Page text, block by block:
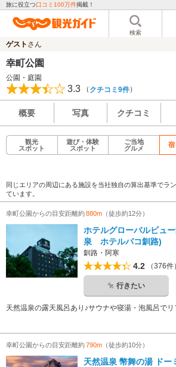
旅に役立つ口コミ100万件掲載！
検索
ゲスト さん
幸町公園
公園・庭園
3.3 （ クチコミ9件）
概要 写真 クチコミ
観光
スポット
遊び・体験
スポット
ご当地
グルメ
宿
同じエリアの周辺にある施設を当社独自の算出基準でラ
ています。
幸町公園からの目安距離約880m （徒歩約12分）
ホテルグローバルビ
泉 ホテルパコ釧路)
釧路・阿寒
4.2 （376件）
行きたい
天然温泉の露天風呂あり♪サウナや寝湯・泡風呂でリ
幸町公園からの目安距離約790m （徒歩約10分）
天然温泉 幣舞の湯 ドー